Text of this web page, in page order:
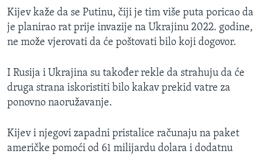
Kijev kaže da se Putinu, čiji je tim više puta poricao da
je planirao rat prije invazije na Ukrajinu 2022. godine,
ne može vjerovati da će poštovati bilo koji dogovor.
I Rusija i Ukrajina su također rekle da strahuju da će
druga strana iskoristiti bilo kakav prekid vatre za
ponovno naoružavanje.
Kijev i njegovi zapadni pristalice računaju na paket
američke pomoći od 61 milijardu dolara i dodatnu